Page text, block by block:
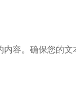
容。确保您的文